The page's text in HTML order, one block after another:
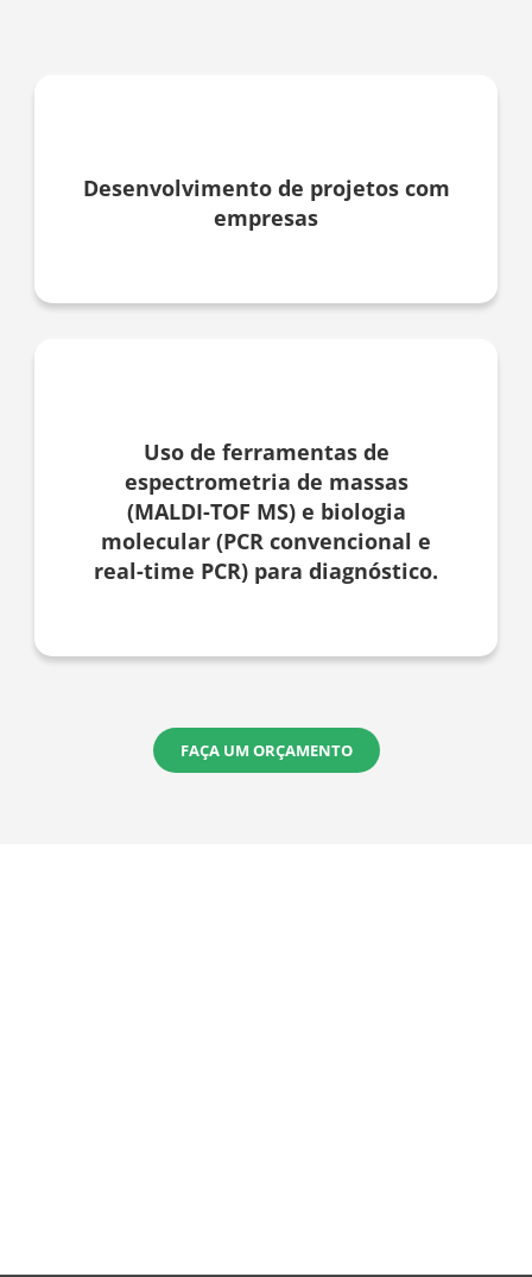
Desenvolvimento de projetos com
empresas
Uso de ferramentas de
espectrometria de massas
(MALDI-TOF MS) e biologia
molecular (PCR convencional e
real-time PCR) para diagnóstico.
FAÇA UM ORÇAMENTO